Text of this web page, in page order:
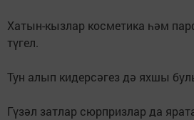
Хатын-кызлар косметика һәм
түгел.
Тун алып кидерсәгез дә яхшы
Гүзәл затлар сюрпризлар да